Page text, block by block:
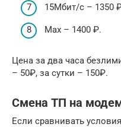
15Мбит/с – 1350
Max – 1400 ₽.
Цена за два часа
– 50₽, за сутки – 150₽.
Смена ТП на
Если сравнивать